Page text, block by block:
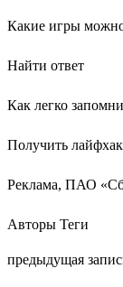
Какие игры
Найти ответ
Как легко
Получить лайфхак
Реклама, ПАО
Авторы Теги
предыдущая